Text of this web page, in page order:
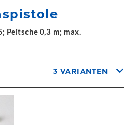
Peitsche 0,3 m; max.
3 VARIANTEN